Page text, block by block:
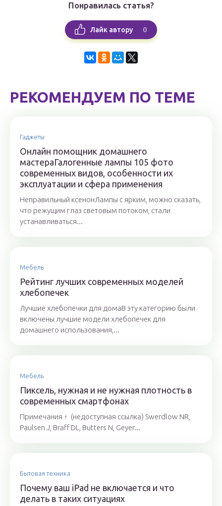
Понравилась статья?
Лайк автору 0
РЕКОМЕНДУЕМ ПО ТЕМЕ
Гаджеты
Онлайн помощник домашнего
мастераГалогенные лампы 105 фото
современных видов, особенности их
эксплуатации и сфера применения
Неправильный ксенонЛампы с ярким, можно сказать,
что режущим глаз световым потоком, стали
устанавливаться...
Мебель
Рейтинг лучших современных моделей
хлебопечек
Лучшие хлебопечки для домаВ эту категорию были
включены лучшие модели хлебопечек для
домашнего использования,...
Мебель
Пиксель, нужная и не нужная плотность в
современных смартфонах
Примечания ↑ (недоступная ссылка) Swerdlow NR,
Paulsen J, Braff DL, Butters N, Geyer...
Бытовая техника
Почему ваш iPad не включается и что
делать в таких ситуациях